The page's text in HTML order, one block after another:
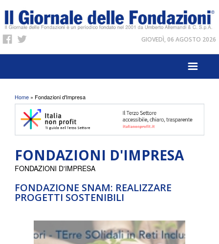
GIOVEDÌ, 06 AGOSTO 2026
Tu sei qui
Home » Fondazioni d'Impresa
FONDAZIONI D'IMPRESA
FONDAZIONE SNAM: REALIZZARE
PROGETTI SOSTENIBILI
FONDAZIONI D'IMPRESA